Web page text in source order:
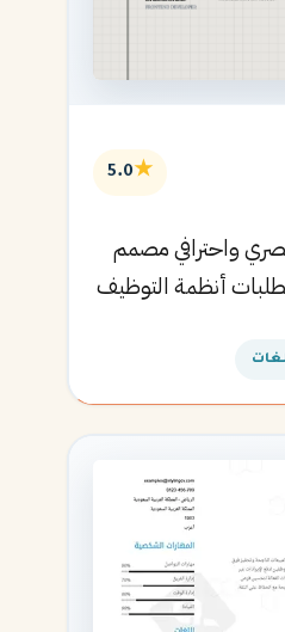
★
5.0
واحترافي مصمم
أنظمة التوظيف